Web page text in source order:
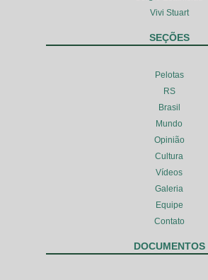
Vivi Stuart
SEÇÕES
Pelotas
RS
Brasil
Mundo
Opinião
Cultura
Vídeos
Galeria
Equipe
Contato
DOCUMENTOS